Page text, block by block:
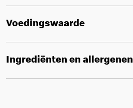
Voedingswaarde
Ingrediënten en allergenen